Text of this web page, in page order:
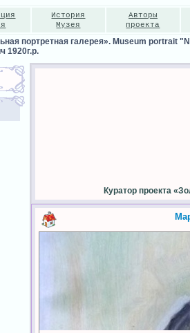
История
Музея
Авторы
проекта
портретная галерея». Museum portrait
1920г.р.
Куратор проекта